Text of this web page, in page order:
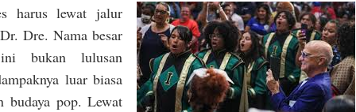
harus lewat jalur
Dre. Nama besar
bukan lulusan
luar biasa
budaya pop. Lewat